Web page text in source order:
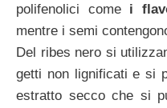
polifenolici come i
mentre i semi
Del ribes nero si
getti non lignificati e si
estratto secco che si